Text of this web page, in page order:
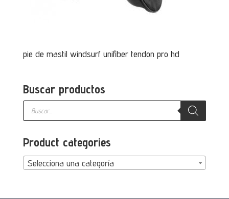
pie de mastil windsurf unifiber tendon pro hd
Buscar productos
Búsqueda
productos
Product categories
Selecciona una categoría